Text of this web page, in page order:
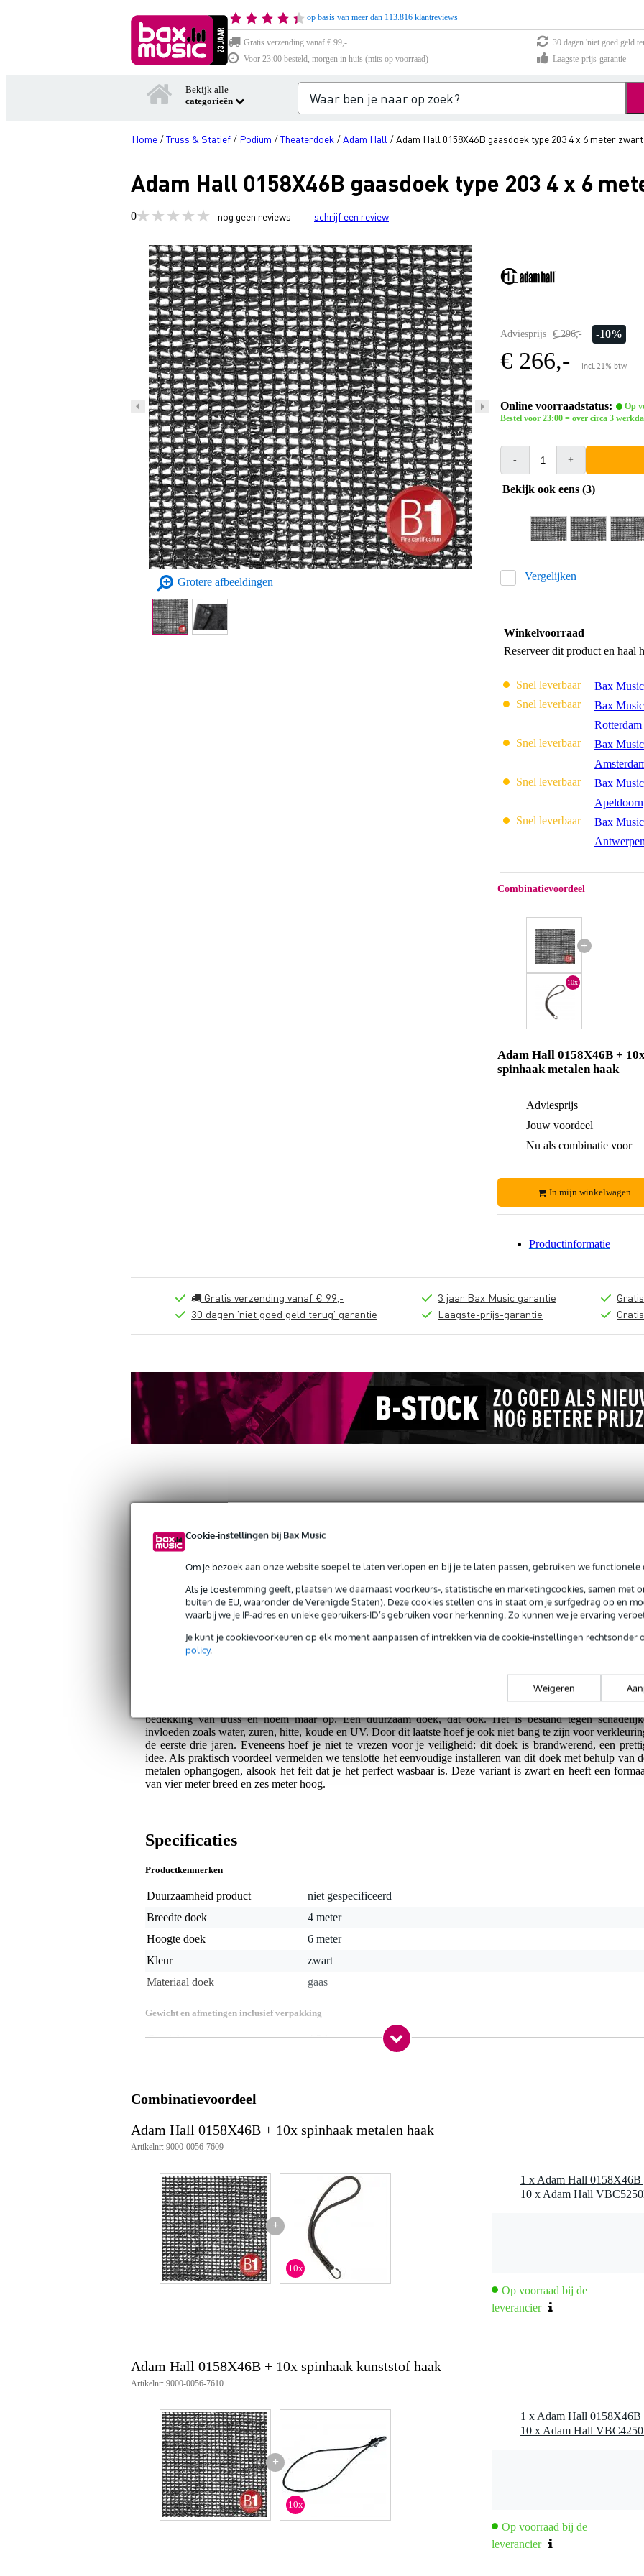
Cookie-instellingen bij Bax Music
Om je bezoek aan onze website soepel te laten verlopen en bij je te laten passen, gebruiken we functionele
Als je toestemming geeft, plaatsen we daarnaast voorkeurs-, statistische en marketingcookies, samen met
buiten de EU, waaronder de Verenigde Staten). Deze cookies stellen ons in staat om je surfgedrag op en
waarbij we je IP-adres en unieke gebruikers-ID’s gebruiken voor herkenning. Zo kunnen we je ervaring
Je kunt je cookievoorkeuren op elk moment aanpassen of intrekken via de cookie-instellingen rechtsonder
policy.
Weigeren
op basis van meer dan 113.816 klantreviews
Gratis verzending vanaf € 99,-
30 dagen 'niet goed geld
Voor 23:00 besteld, morgen in huis (mits op voorraad)
Laagste-prijs-garantie
Bekijk alle
categorieën
Home /Truss & Statief / Podium /Theaterdoek /Adam Hall /Adam Hall 0158X46B gaasdoek type 203 4 x 6 meter zwart
Adam Hall 0158X46B gaasdoek type 203 4 x 6
0 nog geen reviews schrijf een review
Grotere afbeeldingen
Adviesprijs € 296,- -10%
€ 266,- incl. 21% btw
Online voorraadstatus:
Op
Bestel voor 23:00 = over circa 3
- +
Bekijk ook eens (3)
Vergelijken
Winkelvoorraad
Reserveer dit product en haal
Snel leverbaar Bax
Snel leverbaar
Bax
Rotterdam
Snel leverbaar
Bax
Snel leverbaar
Bax
Apeldoorn
Snel leverbaar
Bax
Antwerpen
Combinatievoordeel
+
10x
Adam Hall 0158X46B +
spinhaak metalen haak
Adviesprijs
Jouw voordeel
Nu als combinatie voor
In mijn winkelwagen
Productinformatie
Gratis verzending vanaf € 99,-
30 dagen 'niet goed geld terug' garantie
3 jaar Bax Music garantie
Laagste-prijs-garantie
Adam Hall 0158X46B gaasdoek type 203 4 x 6 meter zwart
9000-0056-7608
Bax Music Garantie : Op dit product krijg je alleen garantie op fabrieksfouten.
Op dit product krijg je alleen garantie op fabrieksfouten.
Dit is een van de wat meer fijnmazige gaasdoeken van Adam Hall. Hierdoor is het dan ook al
bedekking van truss en noem maar op. Een duurzaam doek, dat ook. Het is bestand tegen
invloeden zoals water, zuren, hitte, koude en UV. Door dit laatste hoef je ook niet bang te zijn voor
de eerste drie jaren. Eveneens hoef je niet te vrezen voor je veiligheid: dit doek is brandwerend, een
idee. Als praktisch voordeel vermelden we tenslotte het eenvoudige installeren van dit doek met behulp van
metalen ophangogen, alsook het feit dat je het perfect wasbaar is. Deze variant is zwart en heeft een
van vier meter breed en zes meter hoog.
Specificaties
Productkenmerken
Duurzaamheid product
niet gespecificeerd
Breedte doek
4 meter
Hoogte doek
6 meter
Kleur
zwart
Materiaal doek
gaas
Gewicht en afmetingen inclusief verpakking
Gewicht(incl. verpakking)
4,2 kg
Productspecificaties
gezoomd
montageringen aan alle zijden met interval van 50 cm
materiaal: polyethyleen type 203
waterproof, weerresistent
bestand tegen zuren
resistent tegen UV en verkleuring tot ca. 3 jaar
wasbaar
te gebruiken bij -30° C tot +70° C
brandwerendheid B1
winddoorlaatbaarheid: 27% (fijnmazig)
ondoorzichtig vanaf ca. 8.5 m
breedte: 4 m
Combinatievoordeel
Adam Hall 0158X46B + 10x spinhaak metalen haak
Artikelnr: 9000-0056-7609
+
10x
Op voorraad bij de
leverancier
Adam Hall 0158X46B + 10x spinhaak kunststof haak
Artikelnr: 9000-0056-7610
+
10x
Op voorraad bij de
leverancier